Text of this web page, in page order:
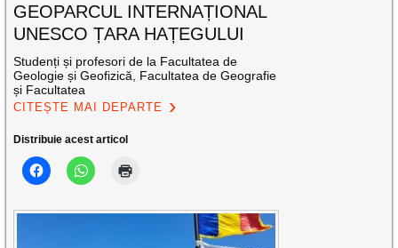
GEOPARCUL INTERNAȚIONAL
UNESCO ȚARA HAȚEGULUI
Studenți și profesori de la Facultatea de
Geologie și Geofizică, Facultatea de Geografie
și Facultatea
CITEȘTE MAI DEPARTE
Distribuie acest articol